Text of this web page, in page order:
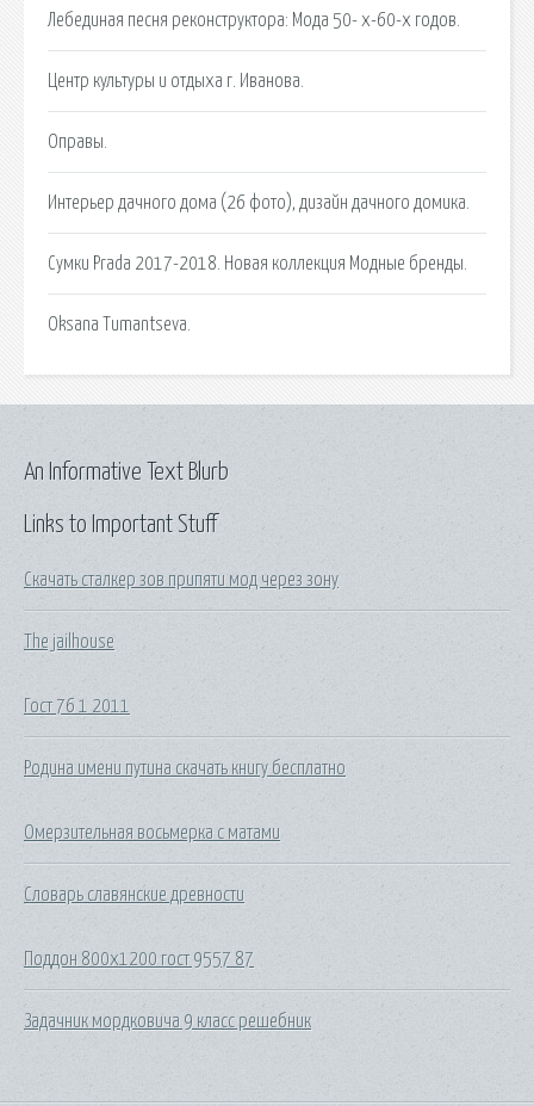
Лебединая песня реконструктора: Мода 50- х-60-х годов.
Центр культуры и отдыха г. Иванова.
Оправы.
Интерьер дачного дома (26 фото), дизайн дачного домика.
Сумки Prada 2017-2018. Новая коллекция Модные бренды.
Oksana Tumantseva.
Links to Important Stuff
Скачать сталкер зов припяти мод через зону
The jailhouse
Гост 76 1 2011
Родина имени путина скачать книгу бесплатно
Омерзительная восьмерка с матами
Словарь славянские древности
Поддон 800х1200 гост 9557 87
Задачник мордковича 9 класс решебник
An Informative Text Blurb